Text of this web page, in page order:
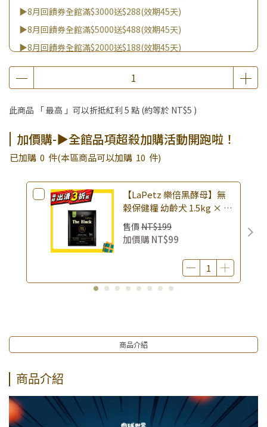
▶8月回饋券全館滿$3000送$288(效期45天)
▶8月回饋券全館滿$5000送$488(效期45天)
▶8月回饋券全館滿$2000送$188(效期45天)
▶8月回饋券全館滿$8000送$888(效期45天)
▶消費滿999｜享超值價$299加購BIO UP面膜
組！
▶王國加購活動 訂單享超值優惠價加購好物
▶全館品項超殺加購活動開跑啦！
止)
▶肉球世界｜購買指定濕糧 加贈呀咪凍乾(贈呀咪香煎雞胸肉
30g,限量贈完為止)
此商品 「 最高 」可以折抵紅利 5 點 (約等於 NT$5 )
加價購-▶全館品項超殺加購活動開跑啦！
已加購 0 件(本區商品可以加購 10 件)
【LaPetz 樂倍黑酵母】無
榖保健糧 幼齡犬 1.5kg × 包
｜(廠效期20260818) 狗乾糧
狗飼料 幼犬飼料 無穀配方｜
即期品
售價 NT$199
加價購NT$99
商品介紹
商品介紹